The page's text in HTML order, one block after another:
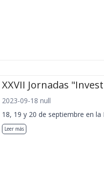
XXVII Jornadas
2023-09-18 null
18, 19 y 20 de septiembre en la
Leer más